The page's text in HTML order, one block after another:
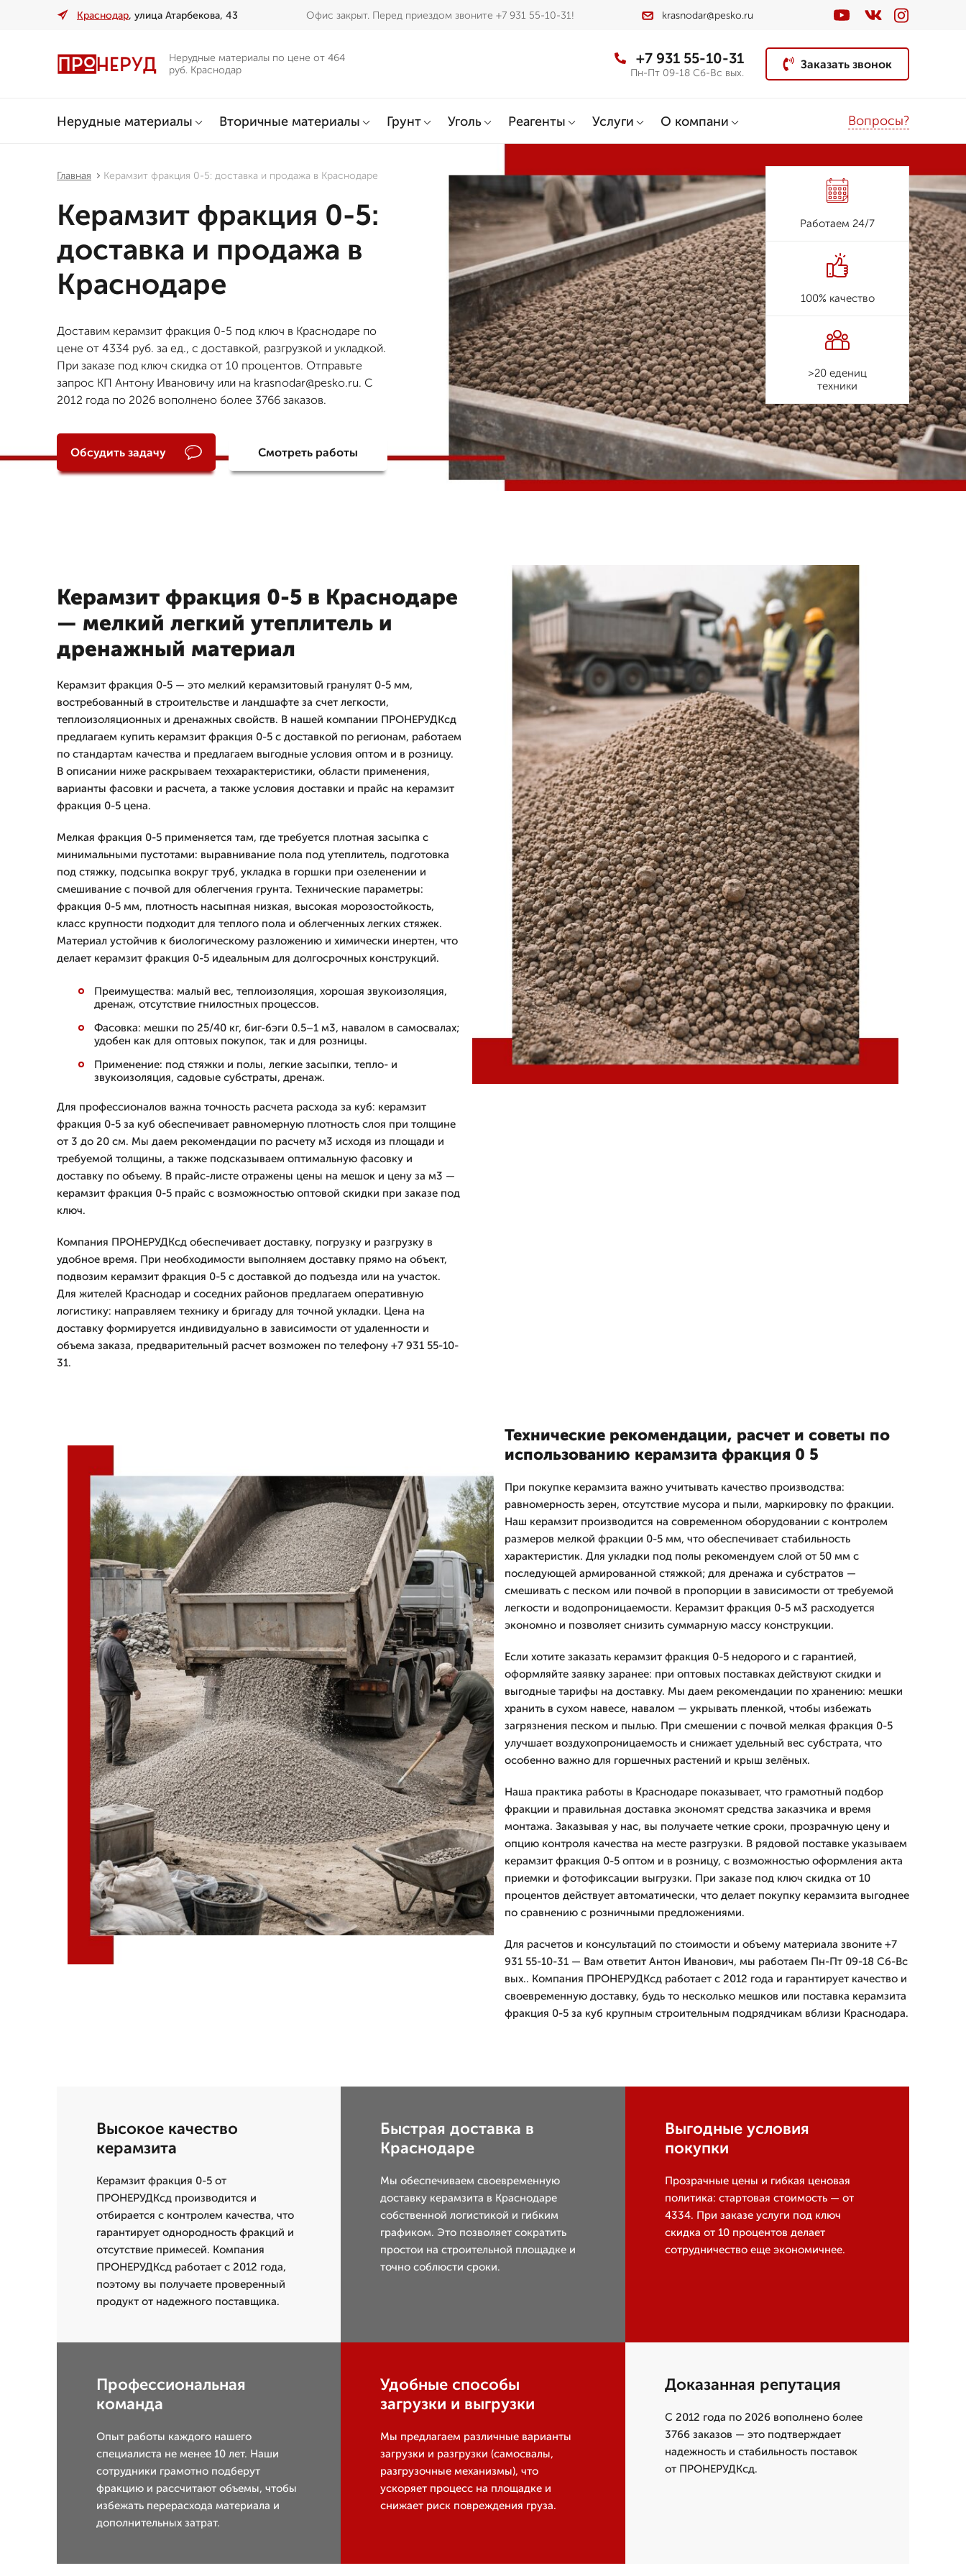
Краснодар, улица Атарбекова, 43 Офис закрыт. Перед приездом звоните +7 931 55-10-31! krasnodar@pesko.ru
Нерудные материалы по цене от 464
руб. Краснодар
+7 931 55-10-31
Пн-Пт 09-18 Сб-Вс вых.
Заказать звонок
Нерудные материалы Вторичные материалы Грунт Уголь Реагенты Услуги О компани Вопросы?
Главная Керамзит фракция 0-5: доставка и продажа в Краснодаре
Керамзит фракция 0-5:
доставка и продажа в
Краснодаре
Доставим керамзит фракция 0-5 под ключ в Краснодаре по
цене от 4334 руб. за ед., с доставкой, разгрузкой и укладкой.
При заказе под ключ скидка от 10 процентов. Отправьте
запрос КП Антону Ивановичу или на krasnodar@pesko.ru. С
2012 года по 2026 вополнено более 3766 заказов.
Обсудить задачу Смотреть работы
Работаем 24/7
100% качество
>20 едениц
техники
Керамзит фракция 0-5 в Краснодаре
— мелкий легкий утеплитель и
дренажный материал
Керамзит фракция 0-5 — это мелкий керамзитовый гранулят 0-5 мм,
востребованный в строительстве и ландшафте за счет легкости,
теплоизоляционных и дренажных свойств. В нашей компании ПРОНЕРУДКсд
предлагаем купить керамзит фракция 0-5 с доставкой по регионам, работаем
по стандартам качества и предлагаем выгодные условия оптом и в розницу.
В описании ниже раскрываем теххарактеристики, области применения,
варианты фасовки и расчета, а также условия доставки и прайс на керамзит
фракция 0-5 цена.
Мелкая фракция 0-5 применяется там, где требуется плотная засыпка с
минимальными пустотами: выравнивание пола под утеплитель, подготовка
под стяжку, подсыпка вокруг труб, укладка в горшки при озеленении и
смешивание с почвой для облегчения грунта. Технические параметры:
фракция 0-5 мм, плотность насыпная низкая, высокая морозостойкость,
класс крупности подходит для теплого пола и облегченных легких стяжек.
Материал устойчив к биологическому разложению и химически инертен, что
делает керамзит фракция 0-5 идеальным для долгосрочных конструкций.
Преимущества: малый вес, теплоизоляция, хорошая звукоизоляция,
дренаж, отсутствие гнилостных процессов.
Фасовка: мешки по 25/40 кг, биг-бэги 0.5–1 м3, навалом в самосвалах;
удобен как для оптовых покупок, так и для розницы.
Применение: под стяжки и полы, легкие засыпки, тепло- и
звукоизоляция, садовые субстраты, дренаж.
Для профессионалов важна точность расчета расхода за куб: керамзит
фракция 0-5 за куб обеспечивает равномерную плотность слоя при толщине
от 3 до 20 см. Мы даем рекомендации по расчету м3 исходя из площади и
требуемой толщины, а также подсказываем оптимальную фасовку и
доставку по объему. В прайс-листе отражены цены на мешок и цену за м3 —
керамзит фракция 0-5 прайс с возможностью оптовой скидки при заказе под
ключ.
Компания ПРОНЕРУДКсд обеспечивает доставку, погрузку и разгрузку в
удобное время. При необходимости выполняем доставку прямо на объект,
подвозим керамзит фракция 0-5 с доставкой до подъезда или на участок.
Для жителей Краснодар и соседних районов предлагаем оперативную
логистику: направляем технику и бригаду для точной укладки. Цена на
доставку формируется индивидуально в зависимости от удаленности и
объема заказа, предварительный расчет возможен по телефону +7 931 55-10-
31.
Технические рекомендации, расчет и советы по
использованию керамзита фракция 0 5
При покупке керамзита важно учитывать качество производства:
равномерность зерен, отсутствие мусора и пыли, маркировку по фракции.
Наш керамзит производится на современном оборудовании с контролем
размеров мелкой фракции 0-5 мм, что обеспечивает стабильность
характеристик. Для укладки под полы рекомендуем слой от 50 мм с
последующей армированной стяжкой; для дренажа и субстратов —
смешивать с песком или почвой в пропорции в зависимости от требуемой
легкости и водопроницаемости. Керамзит фракция 0-5 м3 расходуется
экономно и позволяет снизить суммарную массу конструкции.
Если хотите заказать керамзит фракция 0-5 недорого и с гарантией,
оформляйте заявку заранее: при оптовых поставках действуют скидки и
выгодные тарифы на доставку. Мы даем рекомендации по хранению: мешки
хранить в сухом навесе, навалом — укрывать пленкой, чтобы избежать
загрязнения песком и пылью. При смешении с почвой мелкая фракция 0-5
улучшает воздухопроницаемость и снижает удельный вес субстрата, что
особенно важно для горшечных растений и крыш зелёных.
Наша практика работы в Краснодаре показывает, что грамотный подбор
фракции и правильная доставка экономят средства заказчика и время
монтажа. Заказывая у нас, вы получаете четкие сроки, прозрачную цену и
опцию контроля качества на месте разгрузки. В рядовой поставке указываем
керамзит фракция 0-5 оптом и в розницу, с возможностью оформления акта
приемки и фотофиксации выгрузки. При заказе под ключ скидка от 10
процентов действует автоматически, что делает покупку керамзита выгоднее
по сравнению с розничными предложениями.
Для расчетов и консультаций по стоимости и объему материала звоните +7
931 55-10-31 — Вам ответит Антон Иванович, мы работаем Пн-Пт 09-18 Сб-Вс
вых.. Компания ПРОНЕРУДКсд работает с 2012 года и гарантирует качество и
своевременную доставку, будь то несколько мешков или поставка керамзита
фракция 0-5 за куб крупным строительным подрядчикам вблизи Краснодара.
Высокое качество
керамзита
Керамзит фракция 0-5 от
ПРОНЕРУДКсд производится и
отбирается с контролем качества, что
гарантирует однородность фракций и
отсутствие примесей. Компания
ПРОНЕРУДКсд работает с 2012 года,
поэтому вы получаете проверенный
продукт от надежного поставщика.
Быстрая доставка в
Краснодаре
Мы обеспечиваем своевременную
доставку керамзита в Краснодаре
собственной логистикой и гибким
графиком. Это позволяет сократить
простои на строительной площадке и
точно соблюсти сроки.
Выгодные условия
покупки
Прозрачные цены и гибкая ценовая
политика: стартовая стоимость — от
4334. При заказе услуги под ключ
скидка от 10 процентов делает
сотрудничество еще экономичнее.
Профессиональная
команда
Опыт работы каждого нашего
специалиста не менее 10 лет. Наши
сотрудники грамотно подберут
фракцию и рассчитают объемы, чтобы
избежать перерасхода материала и
дополнительных затрат.
Удобные способы
загрузки и выгрузки
Мы предлагаем различные варианты
загрузки и разгрузки (самосвалы,
разгрузочные механизмы), что
ускоряет процесс на площадке и
снижает риск повреждения груза.
Доказанная репутация
С 2012 года по 2026 вополнено более
3766 заказов — это подтверждает
надежность и стабильность поставок
от ПРОНЕРУДКсд.